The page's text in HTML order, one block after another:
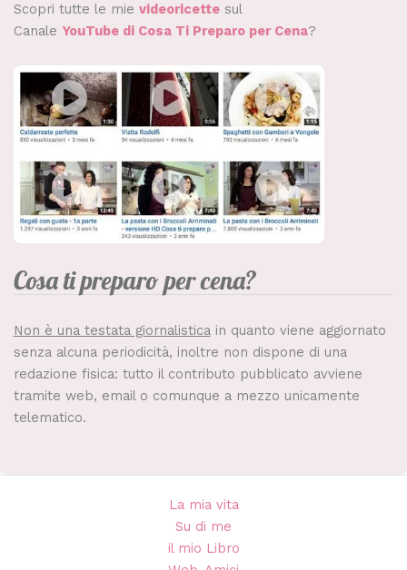
Scopri tutte le mie videoricettesul
Canale YouTube di Cosa Ti Preparo per Cena?
Cosa ti preparo per cena?
Non è una testata giornalisticain quanto viene aggiornato
senza alcuna periodicità, inoltre non dispone di una
redazione fisica: tutto il contributo pubblicato avviene
tramite web, email o comunque a mezzo unicamente
telematico.
La mia vita
Su di me
il mio Libro